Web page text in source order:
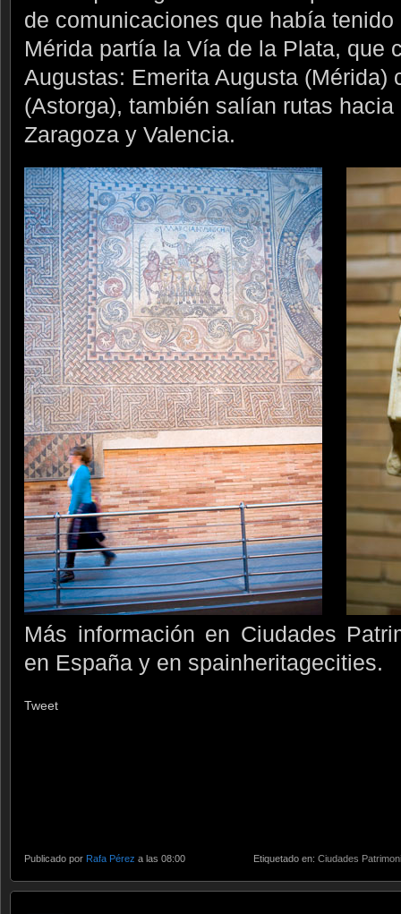
de comunicaciones que había
Mérida partía la Vía de la Plata, que
Augustas: Emerita Augusta (Mérida)
(Astorga), también salían rutas
Zaragoza y Valencia.
Más información en Ciudades
en España y en spainheritagecities.
Tweet
Publicado por Rafa Pérez a las 08:00 Etiquetado en: Ciudades